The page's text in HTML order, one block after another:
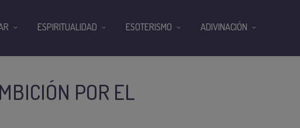
POR EL
ESPIRITUALIDAD ESOTERISMO ADIVINACIÓN